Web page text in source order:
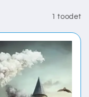
1 toodet